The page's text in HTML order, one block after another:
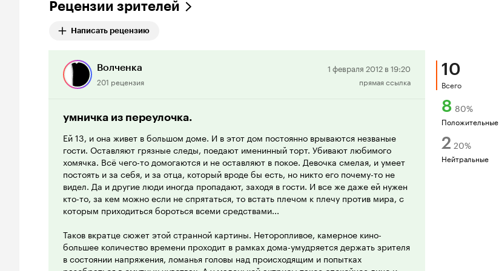
Рецензии зрителей
Написать рецензию
Волченка
201 рецензия
Положительная
рецензия
1 февраля 2012 в 19:20
прямая ссылка
умничка из переулочка.
Ей 13, и она живет в большом доме. И в этот дом постоянно врываются незваные
гости. Оставляют грязные следы, поедают именинный торт. Убивают любимого
хомячка. Всё чего-то домогаются и не оставляют в покое. Девочка смелая, и умеет
постоять и за себя, и за отца, который вроде бы есть, но никто его почему-то не
видел. Да и другие люди иногда пропадают, заходя в гости. И все же даже ей нужен
кто-то, за кем можно если не спрятаться, то встать плечом к плечу против мира, с
которым приходиться бороться всеми средствами...
Таков вкратце сюжет этой странной картины. Неторопливое, камерное кино-
большее количество времени проходит в рамках дома-умудряется держать зрителя
в состоянии напряжения, ломанья головы над происходящим и попытках
10
Всего
8 80%
Положительные
2 20%
Нейтральные